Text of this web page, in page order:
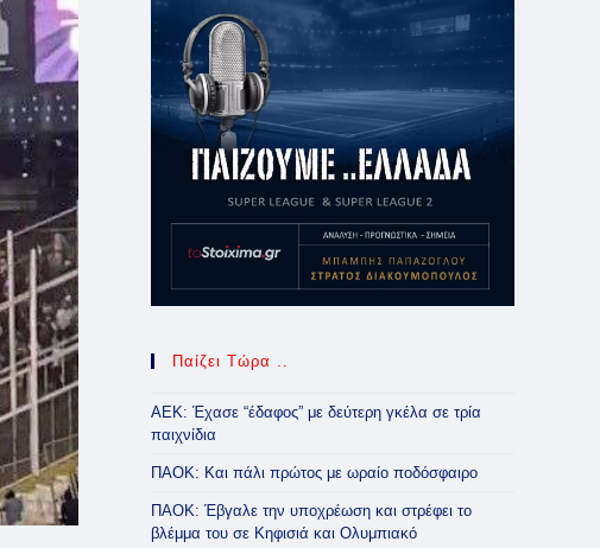
Παίζει Τώρα ..
ΑΕΚ: Έχασε “έδαφος” με δεύτερη γκέλα σε τρία
παιχνίδια
ΠΑΟΚ: Και πάλι πρώτος με ωραίο ποδόσφαιρο
ΠΑΟΚ: Έβγαλε την υποχρέωση και στρέφει το
βλέμμα του σε Κηφισιά και Ολυμπιακό